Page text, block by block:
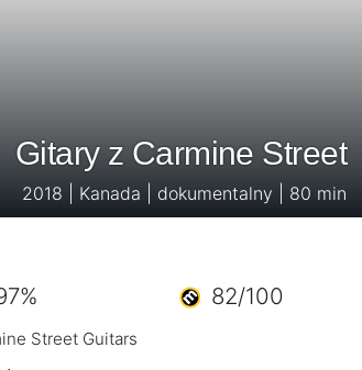
Gitary z Carmine Street
2018 | Kanada | dokumentalny | 80 min
82/100
Street Guitars